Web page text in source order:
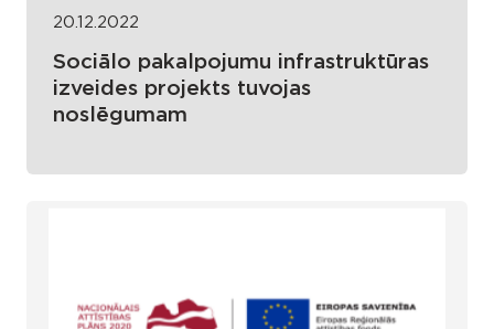
20.12.2022
Sociālo pakalpojumu infrastruktūras
izveides projekts tuvojas
noslēgumam